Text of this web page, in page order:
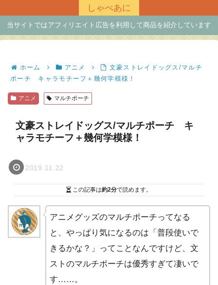
しゃべあに
当サイトではアフィリエイト広告を利用して商品を紹介しています
ホーム アニメ
文豪ストレイドッグス/マルチ
ポーチ キャラモチーフ＋幾何学模様！
アニメ マルチポーチ
文豪ストレイドッグス/マルチポーチ キ
ャラモチーフ＋幾何学模様！
2019.11.22
この記事は約2分で読めます。
アニメグッズのマルチポーチってなる
と、やっぱり気になるのは「普段使いで
きるかな？」ってことなんですけど、文
ストのマルチポーチは優秀すぎて凄いで
す……。